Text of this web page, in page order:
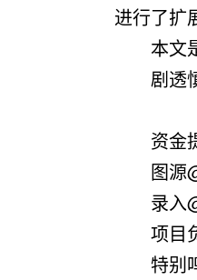
进行了扩
本文是
剧透
资金提
图源
录入
项目负
特别鸣